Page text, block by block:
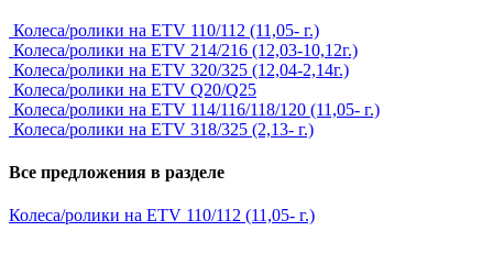
Колеса/ролики на ETV 110/112 (11,05- г.)
Колеса/ролики на ETV 214/216 (12,03-10,12г.)
Колеса/ролики на ETV 320/325 (12,04-2,14г.)
Колеса/ролики на ETV Q20/Q25
Колеса/ролики на ETV 114/116/118/120 (11,05- г.)
Колеса/ролики на ETV 318/325 (2,13- г.)
Все предложения в разделе
Колеса/ролики на ETV 110/112 (11,05- г.)